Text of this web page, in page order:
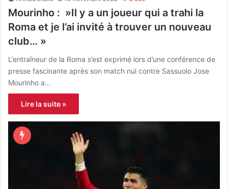
Mourinho : »Il y a un joueur qui a trahi la
Roma et je l’ai invité à trouver un nouveau
club… »
L’entraîneur de la Roma s’est exprimé lors d’une conférence de
presse fascinante après son match nul contre Sassuolo Jose
Mourinho a…
Lire la suite »